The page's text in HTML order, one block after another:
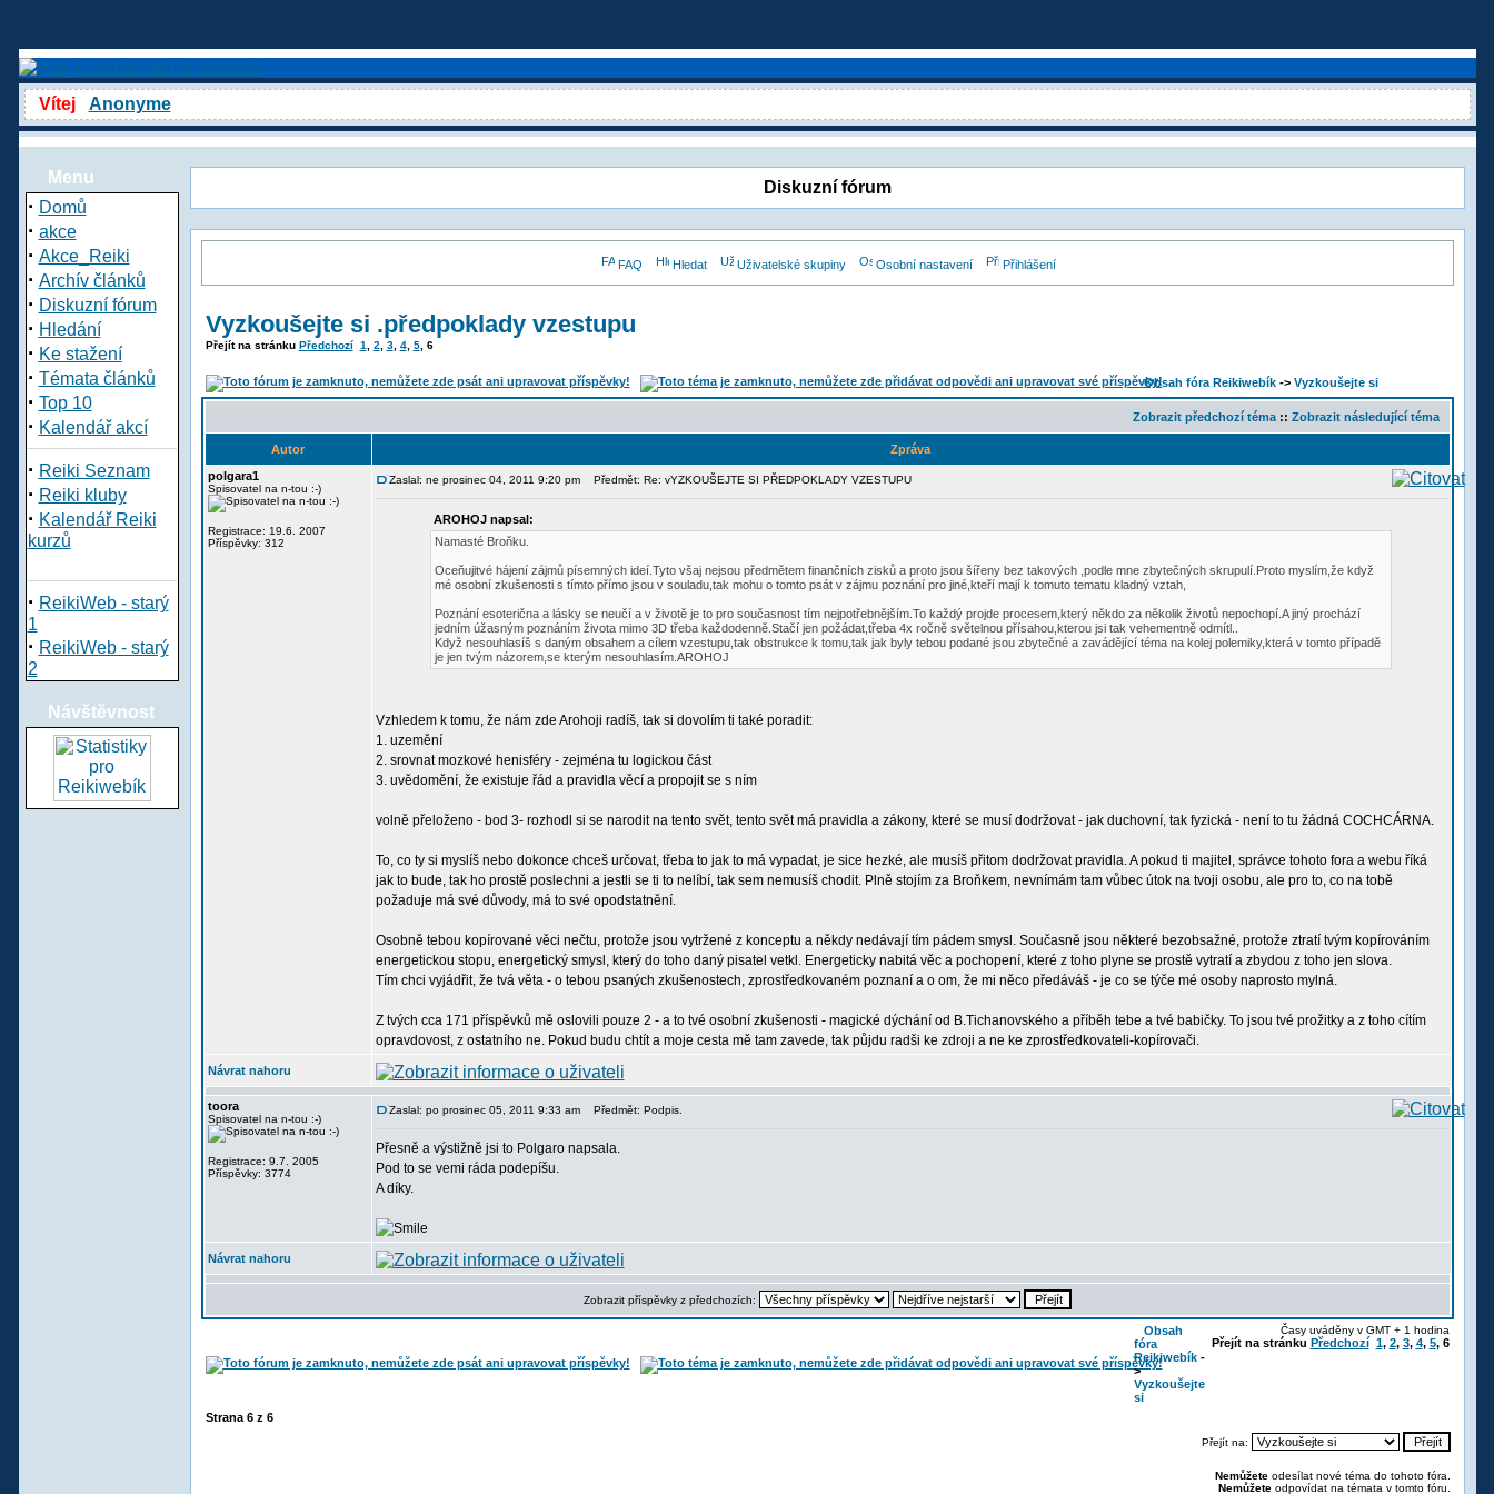
Vítej Anonyme
Menu
· Domů
· akce
· Akce_Reiki
· Archív článků
· Diskuzní fórum
· Hledání
· Ke stažení
· Témata článků
· Top 10
· Kalendář akcí
· Reiki Seznam
· Reiki kluby
· Kalendář Reiki
kurzů
· ReikiWeb - starý
1
· ReikiWeb - starý
2
Návštěvnost
Diskuzní fórum
FAQ Hledat Uživatelské skupiny Osobní nastavení Přihlášení
Vyzkoušejte si .předpoklady vzestupu
Přejít na stránku Předchozí 1 2 3, 4, 5, 6
Obsah fóra Reikiwebík-> Vyzkoušejte si
Zobrazit předchozí téma:: Zobrazit následující téma
Autor
Zpráva
polgara1
Spisovatel na n-tou :-)
Registrace: 19.6. 2007
Příspěvky: 312
Zaslal: ne prosinec 04, 2011 9:20 pm Předmět: Re: vYZKOUŠEJTE SI PŘEDPOKLADY VZESTUPU
AROHOJ napsal:
Namasté Broňku.
Oceňujitvé hájení zájmů písemných ideí.Tyto všaj nejsou předmětem finančních zisků a proto jsou šířeny bez takových ,podle mne zbytečných skrupulí.Proto myslím,že když
mé osobní zkušenosti s tímto přímo jsou v souladu,tak mohu o tomto psát v zájmu poznání pro jiné,kteří mají k tomuto tematu kladný vztah,
Poznání esoterična a lásky se neučí a v životě je to pro současnost tím nejpotřebnějším.To každý projde procesem,který někdo za několik životů nepochopí.A jiný prochází
jedním úžasným poznáním života mimo 3D třeba každodenně.Stačí jen požádat,třeba 4x ročně světelnou přísahou,kterou jsi tak vehementně odmítl..
Když nesouhlasíš s daným obsahem a cílem vzestupu,tak obstrukce k tomu,tak jak byly tebou podané jsou zbytečné a zavádějící téma na kolej polemiky,která v tomto případě
je jen tvým názorem,se kterým nesouhlasím.AROHOJ
Vzhledem k tomu, že nám zde Arohoji radíš, tak si dovolím ti také poradit:
1. uzemění
2. srovnat mozkové henisféry - zejména tu logickou část
3. uvědomění, že existuje řád a pravidla věcí a propojit se s ním
volně přeloženo - bod 3- rozhodl si se narodit na tento svět, tento svět má pravidla a zákony, které se musí dodržovat - jak duchovní, tak fyzická - není to tu žádná COCHCÁRNA.
To, co ty si myslíš nebo dokonce chceš určovat, třeba to jak to má vypadat, je sice hezké, ale musíš přitom dodržovat pravidla. A pokud ti majitel, správce tohoto fora a webu říká
jak to bude, tak ho prostě poslechni a jestli se ti to nelíbí, tak sem nemusíš chodit. Plně stojím za Broňkem, nevnímám tam vůbec útok na tvoji osobu, ale pro to, co na tobě
požaduje má své důvody, má to své opodstatnění.
Osobně tebou kopírované věci nečtu, protože jsou vytržené z konceptu a někdy nedávají tím pádem smysl. Současně jsou některé bezobsažné, protože ztratí tvým kopírováním
energetickou stopu, energetický smysl, který do toho daný pisatel vetkl. Energeticky nabitá věc a pochopení, které z toho plyne se prostě vytratí a zbydou z toho jen slova.
Tím chci vyjádřit, že tvá věta - o tebou psaných zkušenostech, zprostředkovaném poznaní a o om, že mi něco předáváš - je co se týče mé osoby naprosto mylná.
Z tvých cca 171 příspěvků mě oslovili pouze 2 - a to tvé osobní zkušenosti - magické dýchání od B.Tichanovského a příběh tebe a tvé babičky. To jsou tvé prožitky a z toho cítím
opravdovost, z ostatního ne. Pokud budu chtít a moje cesta mě tam zavede, tak půjdu radši ke zdroji a ne ke zprostředkovateli-kopírovači.
Návrat nahoru
toora
Spisovatel na n-tou :-)
Registrace: 9.7. 2005
Příspěvky: 3774
Zaslal: po prosinec 05, 2011 9:33 am Předmět: Podpis.
Přesně a výstižně jsi to Polgaro napsala.
Pod to se vemi ráda podepíšu.
A díky.
Návrat nahoru
Zobrazit příspěvky z předchozích:
Obsah
fóra
Reikiwebík-
>
Vyzkoušejte
si
Časy uváděny v GMT + 1 hodina
Přejít na stránku Předchozí 1, 2, 3, 4, 5, 6
Strana 6z 6
Přejít na:
Nemůžeteodesílat nové téma do tohoto fóra.
Nemůžeteodpovídat na témata v tomto fóru.